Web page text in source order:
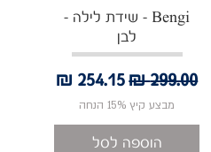
תצוגה מהירה
Bengi - שידת לילה -
לבן
מחיר רגיל‏299.00 ‏₪ מחיר מבצע
מבצע קיץ 15% הנחה
הוספה לסל